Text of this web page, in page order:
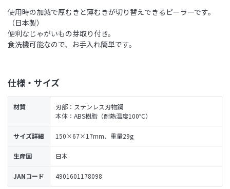
使用時の加減で厚むきと薄むきが切り替えできるピーラーです。
（日本製）
便利なじゃがいもの芽取り付き。
食洗機可能なので、お手入れ簡単です。
仕様・サイズ
材質
刃部：ステンレス刃物鋼
本体：ABS樹脂（耐熱温度100℃）
サイズ詳細 150×67×17mm、重量29g
生産国 日本
JANコード 4901601178098